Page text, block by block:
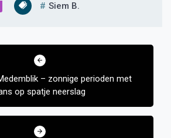
Siem B.
– zonnige perioden met
op spatje neerslag